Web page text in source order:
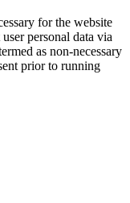
for the website
personal data via
as non-necessary
prior to running